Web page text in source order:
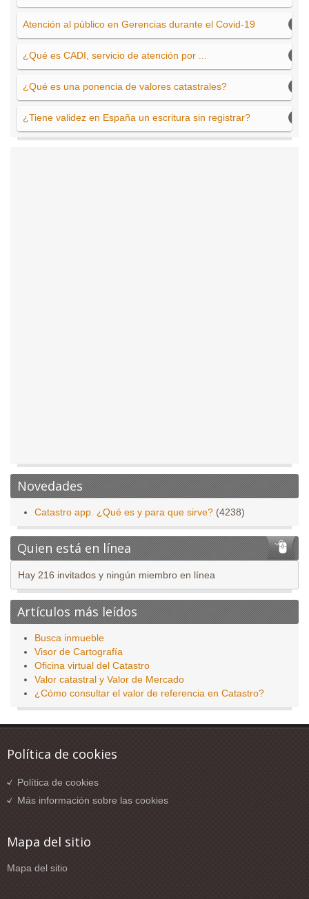
Atención al público en Gerencias durante el Covid-19
¿Qué es CADI, servicio de atención por ...
¿Qué es una ponencia de valores catastrales?
¿Tiene validez en España un escritura sin registrar?
Novedades
Catastro app. ¿Qué es y para que sirve? (4238)
Quien está en línea
Hay 216 invitados y ningún miembro en línea
Artículos más leídos
Busca inmueble
Visor de Cartografía
Oficina virtual del Catastro
Valor catastral y Valor de Mercado
¿Cómo consultar el valor de referencia en Catastro?
Política de cookies
Política de cookies
Más información sobre las cookies
Mapa del sitio
Mapa del sitio